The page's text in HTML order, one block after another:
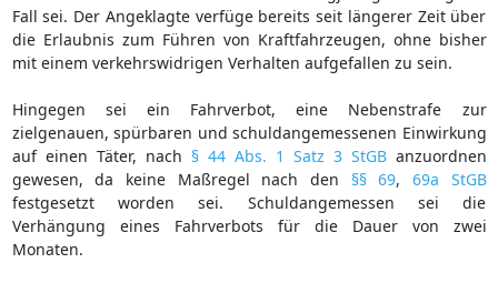
Fall sei. Der Angeklagte verfüge bereits seit längerer Zeit über
die Erlaubnis zum Führen von Kraftfahrzeugen, ohne bisher
mit einem verkehrswidrigen Verhalten aufgefallen zu sein.
Hingegen sei ein Fahrverbot, eine Nebenstrafe zur
zielgenauen, spürbaren und schuldangemessenen Einwirkung
auf einen Täter, nach § 44 Abs. 1 Satz 3 StGBanzuordnen
gewesen, da keine Maßregel nach den §§ 69, 69a StGB
festgesetzt worden sei. Schuldangemessen sei die
Verhängung eines Fahrverbots für die Dauer von zwei
Monaten.